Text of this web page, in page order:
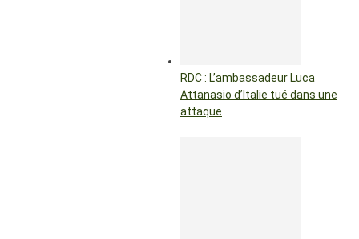
RDC : L’ambassadeur Luca
Attanasio d’Italie tué dans une
attaque